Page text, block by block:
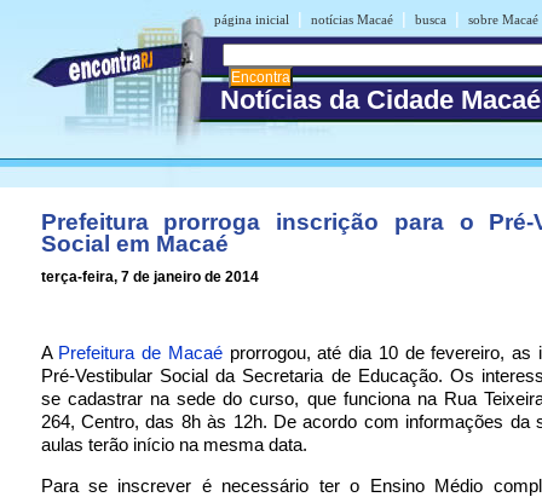
página inicial | notícias Macaé | busca | sobre Macaé
Notícias da Cidade Macaé
Prefeitura prorroga inscrição para o Pré-
Social em Macaé
terça-feira, 7 de janeiro de 2014
A Prefeitura de Macaéprorrogou, até dia 10 de fevereiro, as
Pré-Vestibular Social da Secretaria de Educação. Os
se cadastrar na sede do curso, que funciona na Rua
264, Centro, das 8h às 12h. De acordo com informações da
aulas terão início na mesma data.
Para se inscrever é necessário ter o Ensino Médio